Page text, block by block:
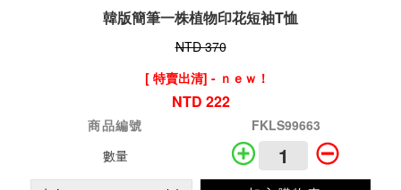
韓版簡筆一株植物印花短袖T恤
NTD 370
[ 特賣出清] - ｎｅｗ！
NTD 222
商品編號
FKLS99663
數量